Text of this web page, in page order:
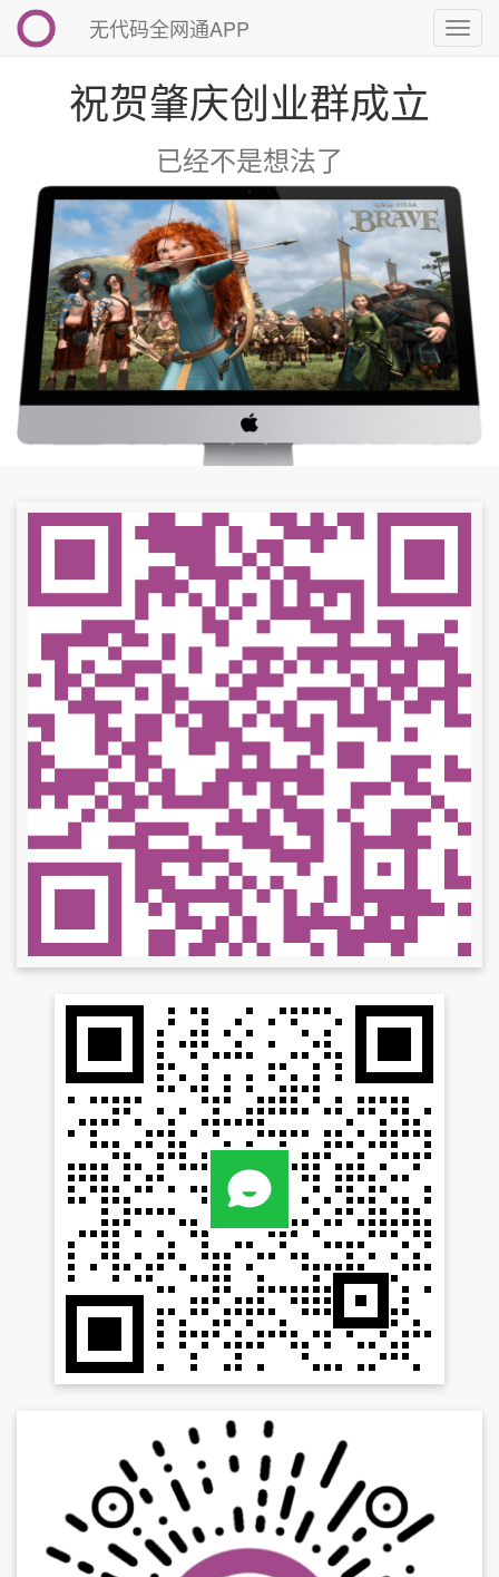
切
换
无代码全网通APP
祝贺肇庆创业群成立
已经不是想法了